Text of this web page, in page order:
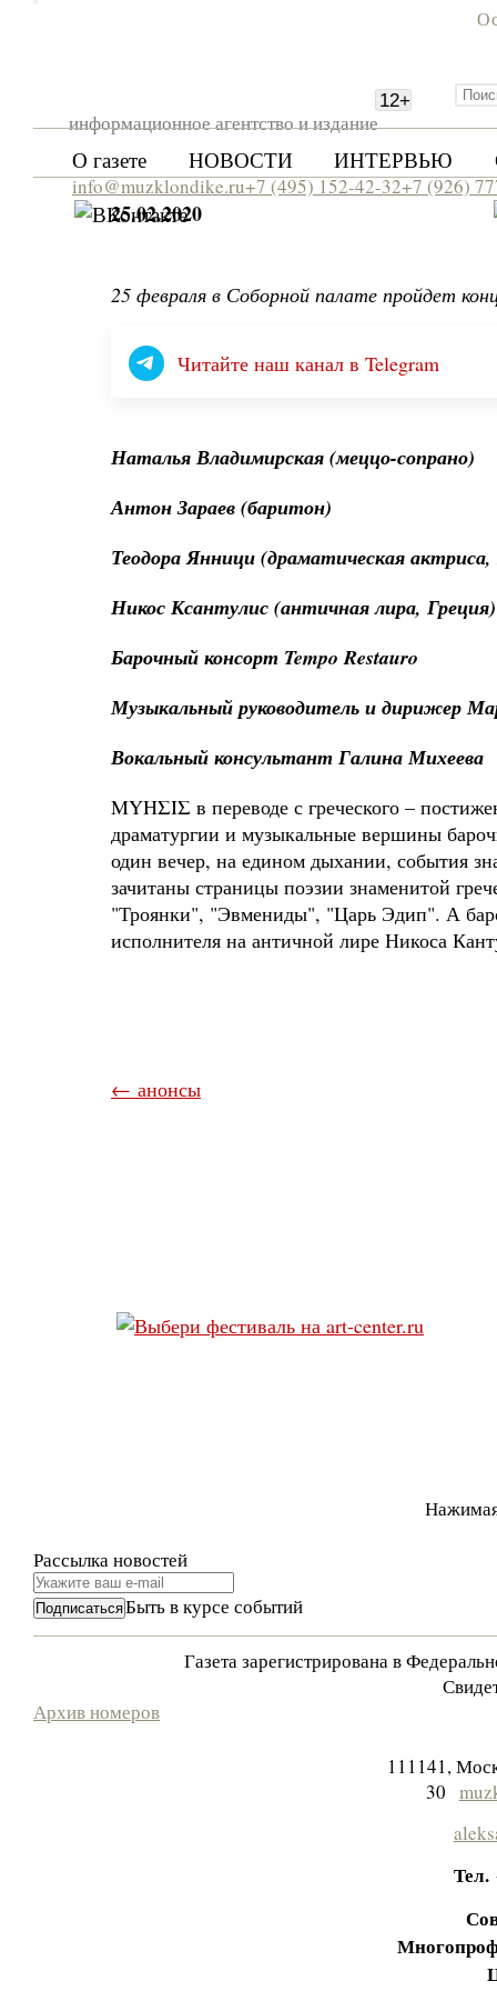
информационное агентство и издание
12+
О газете НОВОСТИ ИНТЕРВЬЮ
info@muzklondike.ru+7 (495) 152-42-32+7 (926)
25.02.2020
25 февраля в Соборной палате пройдет
Читайте наш канал в Telegram
Наталья Владимирская (меццо-сопрано)
Антон Зараев (баритон)
Теодора Янници (драматическая актриса,
Никос Ксантулис (античная лира, Греция)
Барочный консорт Tempo Restauro
Музыкальный руководитель и дирижер
Вокальный консультант Галина Михеева
MYΗΣΙΣ в переводе с греческого –
драматургии и музыкальные вершины
один вечер, на едином дыхании, события
зачитаны страницы поэзии знаменитой
"Троянки", "Эвмениды", "Царь Эдип". А
исполнителя на античной лире Никоса
← анонсы
Рассылка новостей
Быть в курсе событий
Газета зарегистрирована в
Архив номеров
111141,
30
Тел.